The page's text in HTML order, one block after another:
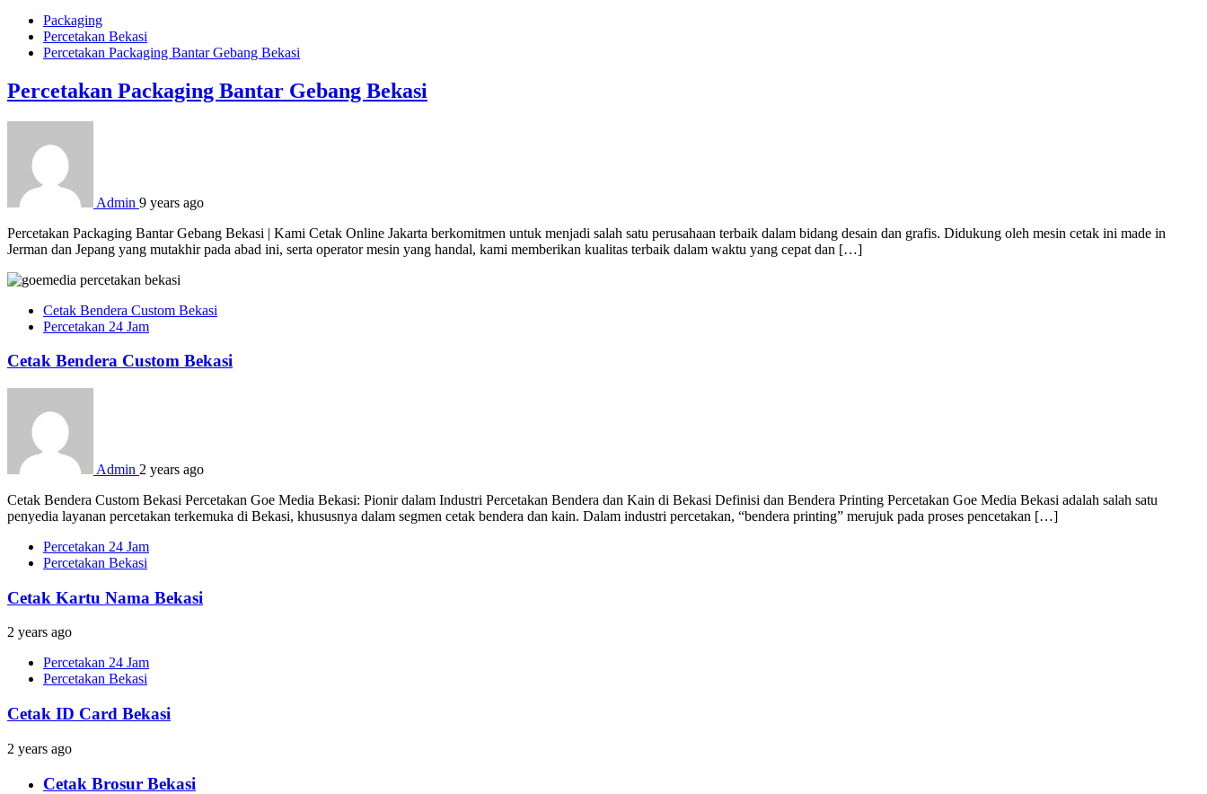
Packaging
Percetakan Bekasi
Percetakan Packaging Bantar Gebang Bekasi
Percetakan Packaging Bantar Gebang Bekasi
Admin 9 years ago
Percetakan Packaging Bantar Gebang Bekasi | Kami Cetak Online Jakarta berkomitmen untuk menjadi salah satu perusahaan terbaik dalam bidang desain dan grafis. Didukung oleh mesin cetak ini made in
Jerman dan Jepang yang mutakhir pada abad ini, serta operator mesin yang handal, kami memberikan kualitas terbaik dalam waktu yang cepat dan […]
Cetak Bendera Custom Bekasi
Percetakan 24 Jam
Cetak Bendera Custom Bekasi
Admin 2 years ago
Cetak Bendera Custom Bekasi Percetakan Goe Media Bekasi: Pionir dalam Industri Percetakan Bendera dan Kain di Bekasi Definisi dan Bendera Printing Percetakan Goe Media Bekasi adalah salah satu
penyedia layanan percetakan terkemuka di Bekasi, khususnya dalam segmen cetak bendera dan kain. Dalam industri percetakan, “bendera printing” merujuk pada proses pencetakan […]
Percetakan 24 Jam
Percetakan Bekasi
Cetak Kartu Nama Bekasi
2 years ago
Percetakan 24 Jam
Percetakan Bekasi
Cetak ID Card Bekasi
2 years ago
Cetak Brosur Bekasi